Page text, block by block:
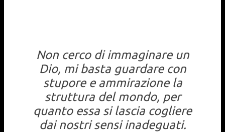
Non cerco di immaginare un
Dio, mi basta guardare con
stupore e ammirazione la
struttura del mondo, per
quanto essa si lascia cogliere
dai nostri sensi inadeguati.